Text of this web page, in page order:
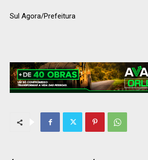
Sul Agora/Prefeitura